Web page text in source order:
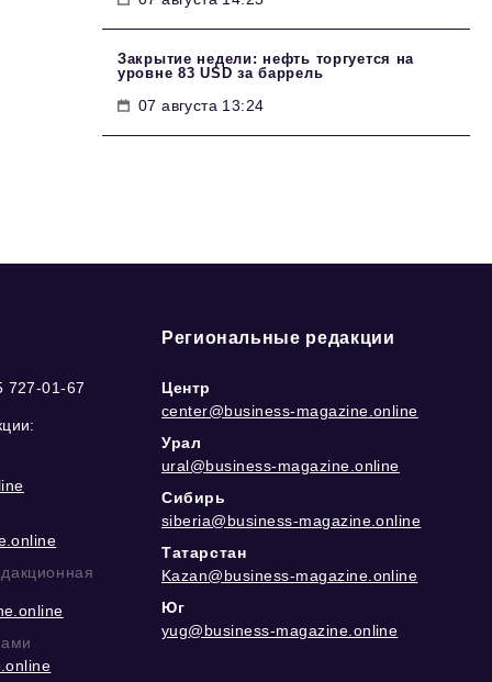
Закрытие недели: нефть торгуется на
уровне 83 USD за баррель
07 августа 13:24
727-01-67
Региональные редакции
Центр
center@business-magazine.online
Урал
ural@business-magazine.online
Сибирь
siberia@business-magazine.online
Татарстан
Kazan@business-magazine.online
Юг
yug@business-magazine.online